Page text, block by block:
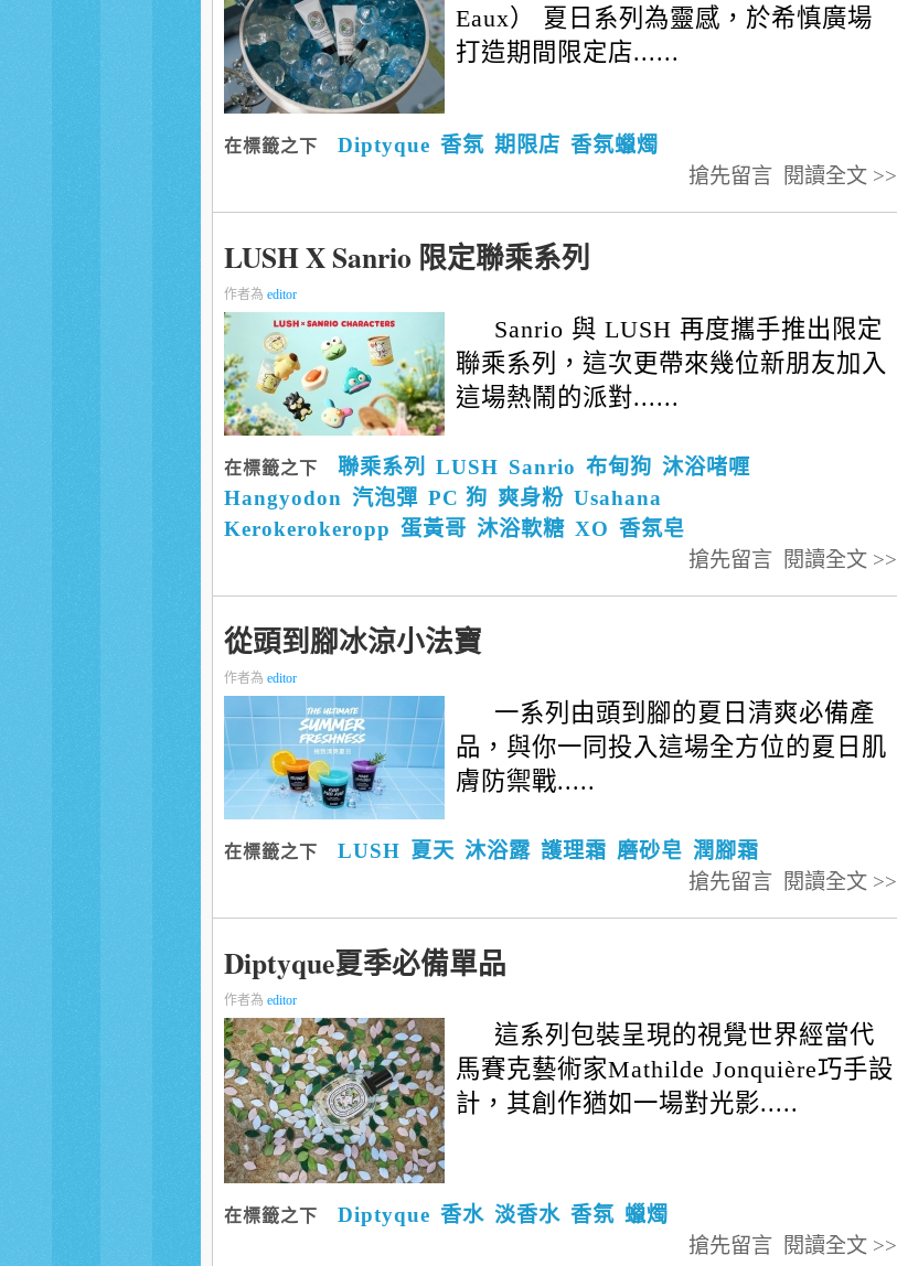
Eaux） 夏日系列為靈感，於希慎廣場
打造期間限定店......
在標籤之下 Diptyque 香氛 期限店 香氛蠟燭
閱讀全文 >>
搶先留言
LUSH X Sanrio 限定聯乘系列
作者為 editor
Sanrio 與 LUSH 再度攜手推出限定
聯乘系列，這次更帶來幾位新朋友加入
這場熱鬧的派對......
在標籤之下 聯乘系列 LUSH Sanrio 布甸狗 沐浴啫喱
Hangyodon 汽泡彈 PC 狗 爽身粉 Usahana
Kerokerokeropp 蛋黃哥 沐浴軟糖 XO 香氛皂
閱讀全文 >>
搶先留言
從頭到腳冰涼小法寶
作者為 editor
一系列由頭到腳的夏日清爽必備產
品，與你一同投入這場全方位的夏日肌
膚防禦戰.....
在標籤之下 LUSH 夏天 沐浴露 護理霜 磨砂皂 潤腳霜
閱讀全文 >>
搶先留言
Diptyque夏季必備單品
作者為 editor
這系列包裝呈現的視覺世界經當代
馬賽克藝術家Mathilde Jonquière巧手設
計，其創作猶如一場對光影.....
在標籤之下 Diptyque 香水 淡香水 香氛 蠟燭
閱讀全文 >>
搶先留言